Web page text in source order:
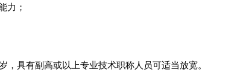
力；
，具有副高或以上专业技术职称人员可适当放宽。